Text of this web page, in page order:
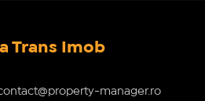
Trans Imob
manager.ro